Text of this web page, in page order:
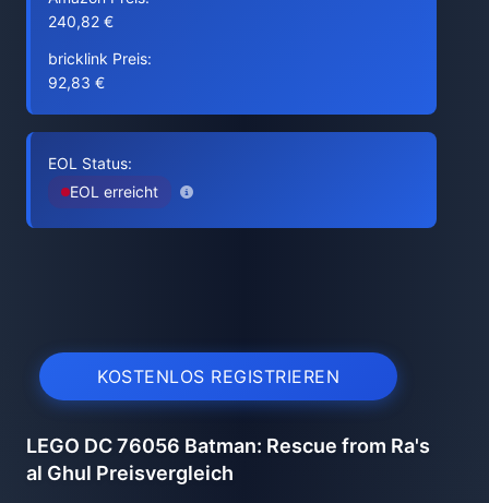
240,82 €
bricklink Preis:
92,83 €
EOL Status:
EOL erreicht
KOSTENLOS REGISTRIEREN
LEGO DC 76056 Batman: Rescue from Ra's
al Ghul Preisvergleich